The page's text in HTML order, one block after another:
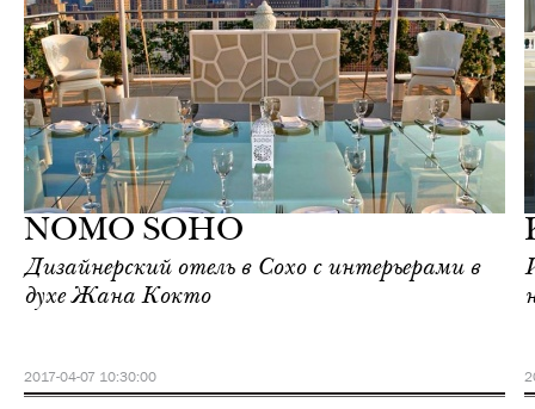
NOMO SOHO
Дизайнерский отель в Сохо с интерьерами в
духе Жана Кокто
2017-04-07 10:30:00
Йорк